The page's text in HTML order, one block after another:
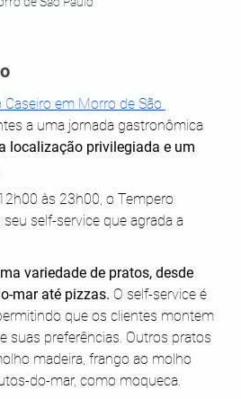
em Morro de São
a uma jornada gastronômica
localização privilegiada e um
às 23h00, o Tempero
self-service que agrada a
variedade de pratos, desde
mar até pizzas. O self-service é
que os clientes montem
suas preferências. Outros pratos
madeira, frango ao molho
do-mar, como moqueca.